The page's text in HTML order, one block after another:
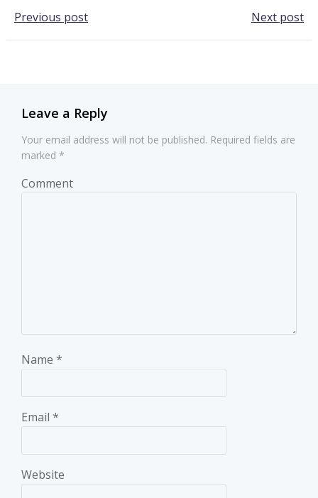
Post
Previous post Next post
Leave a Reply
Your email address will not be published. Required fields are
marked *
Comment
Name *
Email *
Website